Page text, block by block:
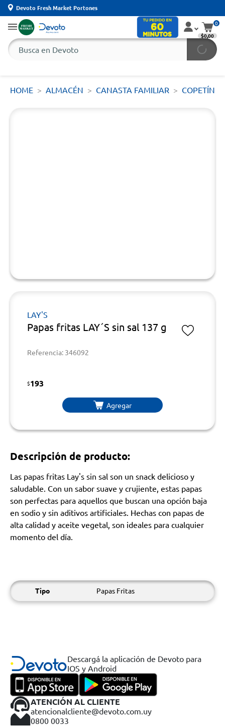
Devoto Fresh Market Portones
0
$0,00
HOME ALMACÉN CANASTA FAMILIAR COPETÍN
LAY'S
Papas fritas LAY´S sin sal 137 g
Referencia: 346092
$193
Agregar
Descripción de producto:
Las papas fritas Lay's sin sal son un snack delicioso y
saludable. Con un sabor suave y crujiente, estas papas
son perfectas para aquellos que buscan una opción baja
en sodio y sin aditivos artificiales. Hechas con papas de
alta calidad y aceite vegetal, son ideales para cualquier
momento del día.
Tipo Papas Fritas
Descargá la aplicación de Devoto para
IOS y Android
ATENCIÓN AL CLIENTE
atencionalcliente@devoto.com.uy
0800 0033